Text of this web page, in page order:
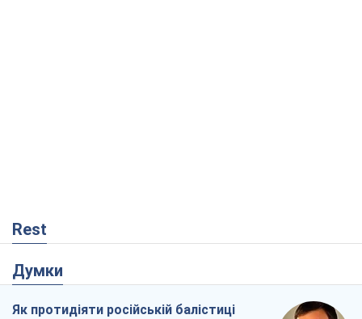
Rest
Думки
Як протидіяти російській балістиці